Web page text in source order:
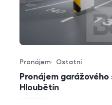
Pronájem garážového
Hloubětín
Typ nabídky
Pronájem
Typ nemovitosti
Ostatní